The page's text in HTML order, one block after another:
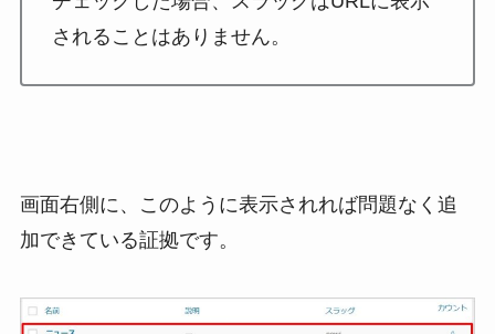
されることはありません。
画面右側に、このように表示されれば問題なく追
加できている証拠です。